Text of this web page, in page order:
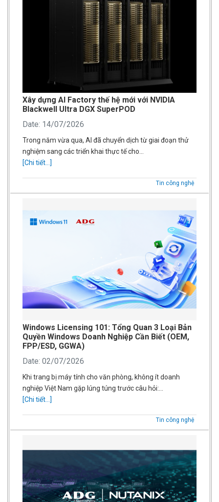
Xây dựng AI Factory thế hệ mới với NVIDIA
Blackwell Ultra DGX SuperPOD
Date: 14/07/2026
Trong năm vừa qua, AI đã chuyển dịch từ giai đoạn thử
nghiệm sang các triển khai thực tế cho…
[Chi tiết...]
Tin công nghệ
Windows Licensing 101: Tổng Quan 3 Loại Bản
Quyền Windows Doanh Nghiệp Cần Biết (OEM,
FPP/ESD, GGWA)
Date: 02/07/2026
Khi trang bị máy tính cho văn phòng, không ít doanh
nghiệp Việt Nam gặp lúng túng trước câu hỏi:…
[Chi tiết...]
Tin công nghệ